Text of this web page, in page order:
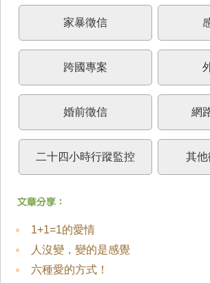
家暴徵信
跨國專案
婚前徵信 網
二十四小時行蹤監控 其他
1+1=1的愛情
人沒變，變的是感覺
六種愛的方式！